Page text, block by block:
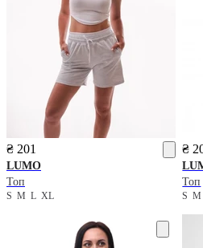
₴ 201
LUMO
Топ
S M L XL
₴
Топ
S